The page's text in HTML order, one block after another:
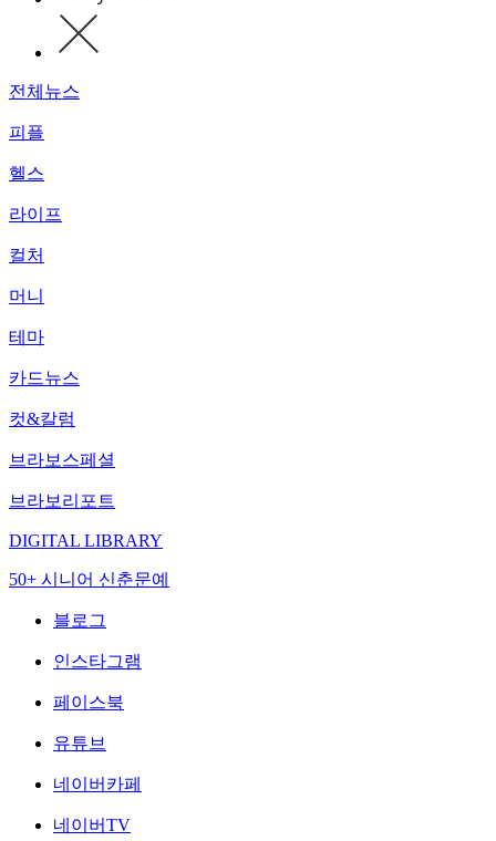
전체뉴스
피플
헬스
라이프
컬처
머니
테마
카드뉴스
컷&칼럼
브라보스페셜
브라보리포트
DIGITAL LIBRARY
50+ 시니어 신춘문예
블로그
인스타그램
페이스북
유튜브
네이버카페
네이버TV